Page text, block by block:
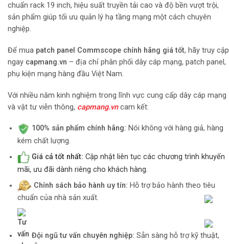
chuẩn rack 19 inch, hiệu suất truyền tải cao và độ bền vượt trội,
sản phẩm giúp tối ưu quản lý hạ tầng mạng một cách chuyên
nghiệp.
Để mua patch panel Commscope chính hãng giá tốt, hãy truy cập
ngay capmang.vn – địa chỉ phân phối dây cáp mạng, patch panel,
phụ kiện mạng hàng đầu Việt Nam.
Với nhiều năm kinh nghiệm trong lĩnh vực cung cấp dây cáp mạng
và vật tư viễn thông, capmang.vncam kết:
100% sản phẩm chính hãng: Nói không với hàng giả, hàng
kém chất lượng.
Giá cả tốt nhất: Cập nhật liên tục các chương trình khuyến
mãi, ưu đãi dành riêng cho khách hàng.
Chính sách bảo hành uy tín: Hỗ trợ bảo hành theo tiêu
chuẩn của nhà sản xuất.
Đội ngũ tư vấn chuyên nghiệp: Sẵn sàng hỗ trợ kỹ thuật,